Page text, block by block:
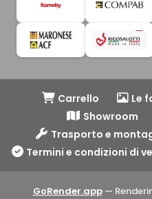
Carrello
Le
Showroom
Trasporto e
Termini e condizioni di
GoRender.app—